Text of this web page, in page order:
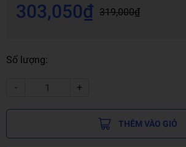
303,050₫ 319,000₫
Số lượng:
- +
THÊM VÀO GIỎ